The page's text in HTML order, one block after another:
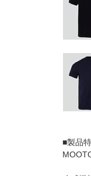
■製品